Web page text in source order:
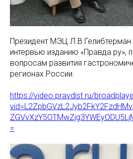
Президент МЭЦ
интервью изданию «Правда.ру»,
вопросам развития
регионах России.
https://video.pravdist.ru/
=